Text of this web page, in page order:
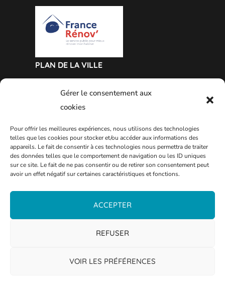
Gérer le consentement aux
cookies
Pour offrir les meilleures expériences, nous utilisons des technologies
telles que les cookies pour stocker et/ou accéder aux informations des
appareils. Le fait de consentir à ces technologies nous permettra de traiter
des données telles que le comportement de navigation ou les ID uniques
sur ce site. Le fait de ne pas consentir ou de retirer son consentement peut
avoir un effet négatif sur certaines caractéristiques et fonctions.
ACCEPTER
REFUSER
VOIR LES PRÉFÉRENCES
PLAN DE LA VILLE